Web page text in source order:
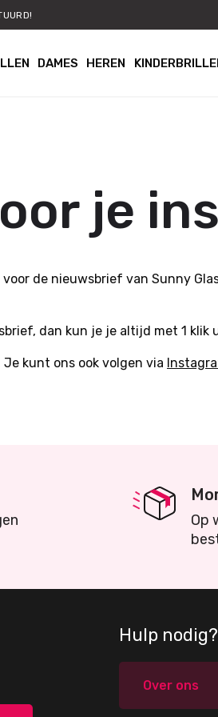
DAMES HEREN
je
de nieuwsbrief van Sunny
dan kun je je altijd met 1
kunt ons ook volgen via
Op
Hulp nodig?
Over ons